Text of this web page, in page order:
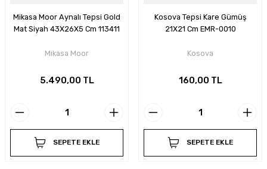
Mikasa Moor Aynalı Tepsi Gold
Mat Siyah 43X26X5 Cm 113411
Mikasa Moor
5.490,00 TL
SEPETE EKLE
Kosova Tepsi Kare Gümüş
21X21 Cm EMR-0010
Kosova
160,00 TL
SEPETE EKLE